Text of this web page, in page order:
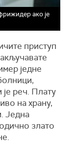
ако је
приступ
једне
је реч. Плату
на храну,
Једна
злато